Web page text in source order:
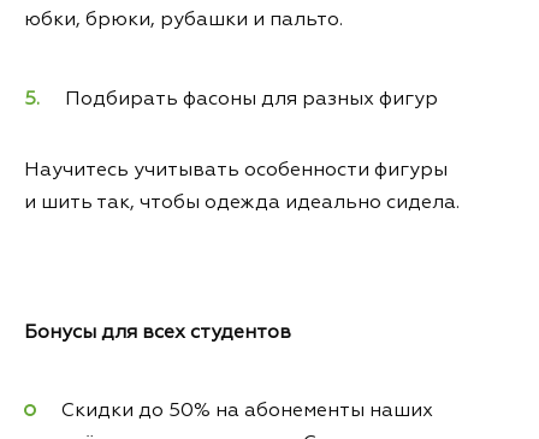
юбки, брюки, рубашки и пальто.
Подбирать фасоны для разных фигур
Научитесь учитывать особенности фигуры
и шить так, чтобы одежда идеально сидела.
Бонусы для всех студентов
Скидки до 50% на абонементы наших